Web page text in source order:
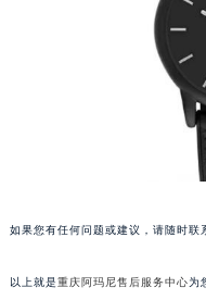
如果您有任何问题或建议，请随时联
以上就是重庆阿玛尼售后服务中心为